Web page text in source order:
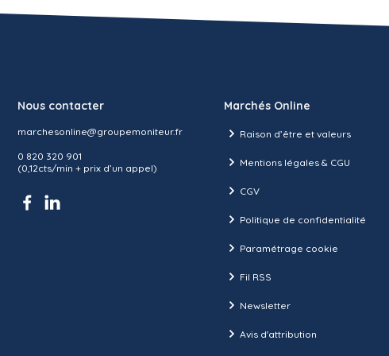
Nous contacter
marchesonline@groupemoniteur.fr
0 820 320 901
(0,12cts/min + prix d’un appel)
Marchés Online
Raison d’être et valeurs
Mentions légales & CGU
CGV
Politique de confidentialité
Paramétrage cookie
Fil RSS
Newsletter
Avis d'attribution